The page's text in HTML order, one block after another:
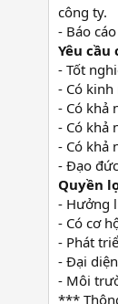
công ty.
- Báo
Yêu cầu
- Tốt
- Có
- Có khả
- Có khả
- Có khả
- Đạo
Quyền
- Hưởng
- Có cơ
- Phát
- Đại
- Môi
***